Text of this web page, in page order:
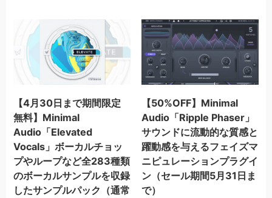
【4月30日まで期間限定
無料】Minimal
Audio「Elevated
Vocals」ボーカルチョッ
プやループなど全283種類
のボーカルサンプルを収録
したサンプルパック（通常
【50%OFF】Minimal
Audio「Ripple Phaser」
サウンドに流動的な質感と
躍動感を与えるフェイズマ
ニピュレーションプラグイ
ン（セール期間5月31日ま
で）